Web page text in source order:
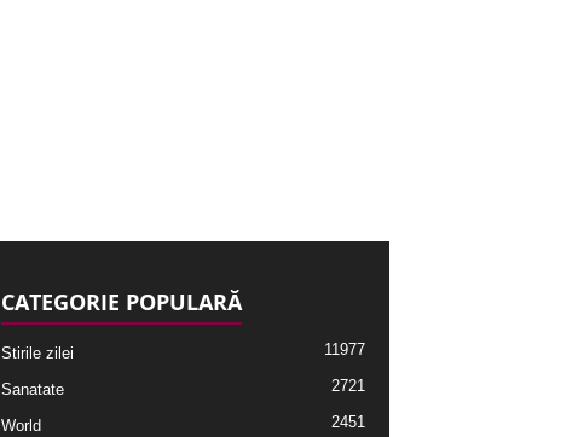
CATEGORIE POPULARĂ
Stirile zilei 11977
Sanatate 2721
World 2451